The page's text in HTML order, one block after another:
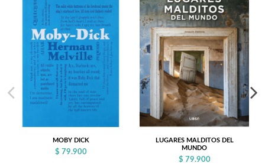
MOBY DICK
$ 79.900
LUGARES MALDITOS DEL
MUNDO
$ 79.900